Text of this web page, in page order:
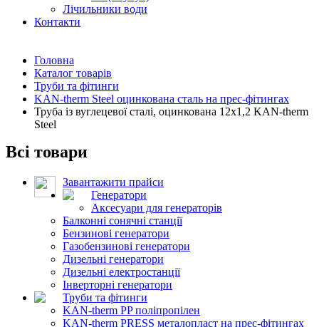
Лічильники води
Контакти
Головна
Каталог товарів
Труби та фітинги
KAN-therm Steel оцинкована сталь на прес-фітингах
Труба із вуглецевої сталі, оцинкована 12x1,2 KAN-therm
Steel
Всі товари
Завантажити прайси
Генератори
Аксесуари для генераторів
Балконні сонячні станції
Бензинові генератори
Газобензинові генератори
Дизельні генератори
Дизельні електростанції
Інверторні генератори
Труби та фітинги
KAN-therm PP поліпропілен
KAN-therm PRESS металопласт на прес-фітингах